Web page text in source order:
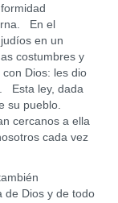
En el
en un
costumbres y
Dios: les dio
Esta ley, dada
su pueblo.
cercanos a ella
cada vez
de Dios y de todo